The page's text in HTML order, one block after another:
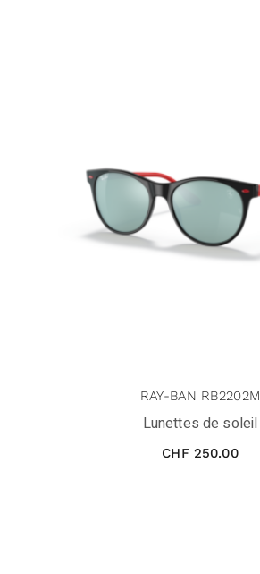
RAY-BAN RB2202M
Lunettes de soleil
CHF250.00